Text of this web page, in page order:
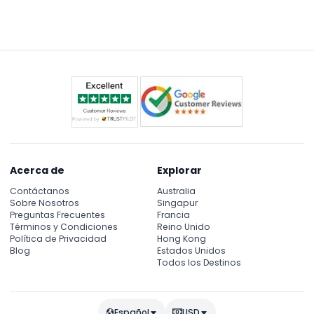
Acerca de
Contáctanos
Sobre Nosotros
Preguntas Frecuentes
Términos y Condiciones
Política de Privacidad
Blog
Explorar
Australia
Singapur
Francia
Reino Unido
Hong Kong
Estados Unidos
Todos los Destinos